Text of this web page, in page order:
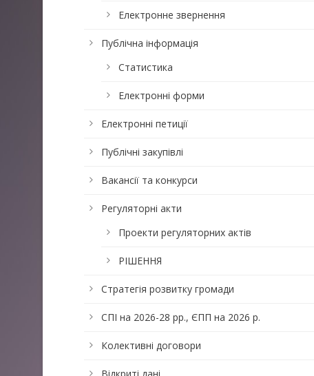
Електронне звернення
Публічна інформація
Статистика
Електронні форми
Електронні петиції
Публічні закупівлі
Вакансії та конкурси
Регуляторні акти
Проекти регуляторних актів
РІШЕННЯ
Стратегія розвитку громади
СПІ на 2026-28 рр., ЄПП на 2026 р.
Колективні договори